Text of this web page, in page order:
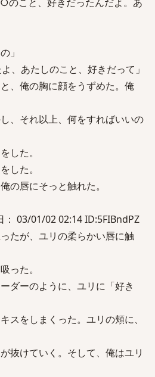
」
、あたしのこと、好きだって」
、俺の胸に顔をうずめた。俺
、それ以上、何をすればいいの
した。
した。
の唇にそっと触れた。
： 03/01/02 02:14 ID:5FIBndPZ
たが、ユリの柔らかい唇に触
った。
ダーのように、ユリに「好き
スをしまくった。ユリの頬に、
抜けていく。そして、俺はユリ